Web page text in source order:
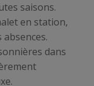
saisons.
en station,
dans